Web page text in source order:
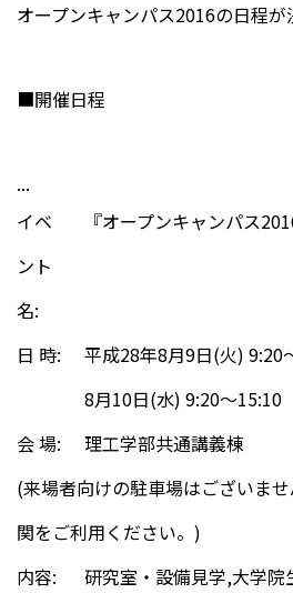
オープンキャンパス2016の日程
■開催日程
...
イベ
ント
名:
『オープンキャンパス
日 時:
平成28年8月9日(火) 9:20
8月10日(水) 9:20～15:10
会 場:
理工学部共通講義棟
(来場者向けの駐車場はございま
関をご利用ください。)
内容:
研究室・設備見学,大学